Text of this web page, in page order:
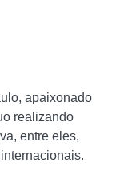
apaixonado
realizando
entre eles,